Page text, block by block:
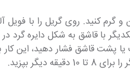
375 درجه فارنهایت و یا 180 درجه سانتیگراد روشن و
مرغ چرخ شده شده را روی فویل با فاصله به فاصله 7 تا 10 سانت
را با انگشت شست یا پشت قاشق فشار